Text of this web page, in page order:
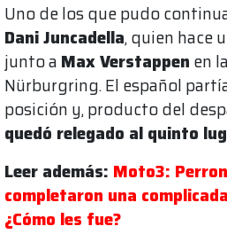
Uno de los que pudo
Dani Juncadella, quien hace
junto a Max Verstappen en
Nürburgring. El español
posición y, producto del
quedó relegado al quinto
Leer además: Moto3:
completaron una
¿Cómo les fue?